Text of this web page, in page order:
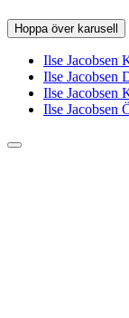
Hoppa över karusell
Ilse Jacobsen
Ilse Jacobsen
Ilse Jacobsen
Ilse Jacobsen